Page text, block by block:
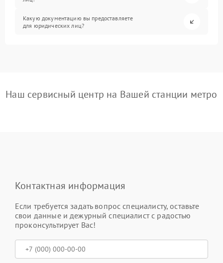
Какую документацию вы предоставляете
для юридических лиц?
Наш сервисный центр на Вашей станции метро
Контактная информация
Если требуется задать вопрос специалисту, оставьте
свои данные и дежурный специалист с радостью
проконсультирует Вас!